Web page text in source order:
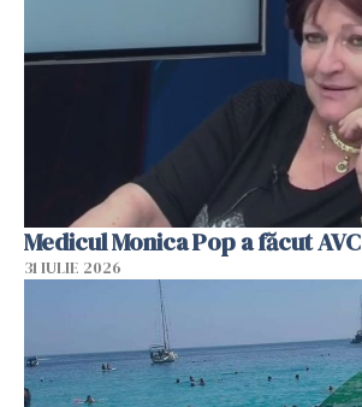
Medicul Monica Pop a făcut AVC
31 IULIE 2026